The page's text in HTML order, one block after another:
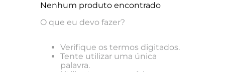
Nenhum produto encontrado
O que eu devo fazer?
Verifique os termos digitados.
Tente utilizar uma única
palavra.